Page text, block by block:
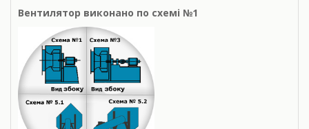
Вентилятор виконано по схемі №1